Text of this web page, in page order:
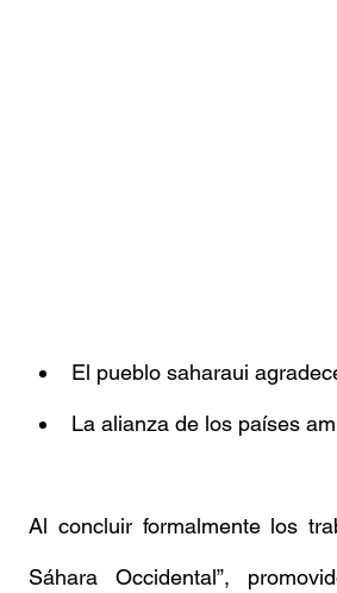
El pueblo saharaui
La alianza de los países
Al concluir formalmente los
Sáhara Occidental”,